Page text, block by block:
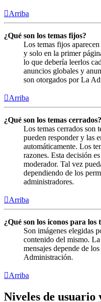
Arriba
¿Qué son los temas fijos?
Los temas fijos
y solo en la primer
lo que debería leerlos
anuncios globales y
son otorgados por La
Arriba
¿Qué son los temas cerrados?
Los temas cerrados son
pueden responder y las
automáticamente. Los
razones. Esta decisión
moderador. Tal vez
dependiendo de los
administradores.
Arriba
¿Qué son los iconos para los
Son imágenes elegidas
contenido del mismo.
mensajes depende de
Administración.
Arriba
Niveles de usuario